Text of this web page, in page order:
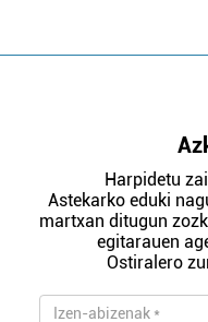
Harpidetu
Astekarko eduki
martxan ditugun
egitarauen
Ostiralero